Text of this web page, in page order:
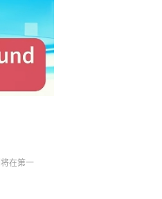
在第一